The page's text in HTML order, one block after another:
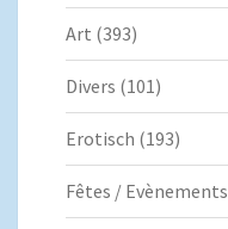
Art (393)
Divers (101)
Erotisch (193)
Fêtes / Evènements